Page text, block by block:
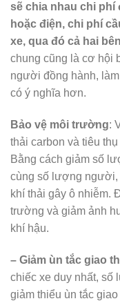
sẽ chia nhau chi phí
hoặc điện, chi phí
xe, qua đó cả hai
chung cũng là cơ hội
người đồng hành,
có ý nghĩa hơn.
Bảo vệ môi trường:
thải carbon và tiêu
Bằng cách giảm số
cùng số lượng người,
khí thải gây ô nhiễm.
trường và giảm ảnh
khí hậu.
– Giảm ùn tắc giao
chiếc xe duy nhất, số
giảm thiểu ùn tắc